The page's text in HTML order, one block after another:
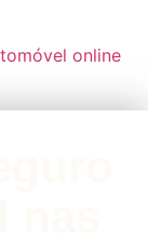
online